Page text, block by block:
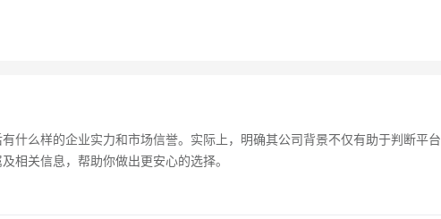
什么样的企业实力和市场信誉。实际上，明确其公司背景不仅有助于判断平台
相关信息，帮助你做出更安心的选择。